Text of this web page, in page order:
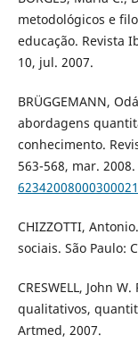
metodológicos e
educação. Revista
10, jul. 2007.
BRÜGGEMANN,
abordagens
conhecimento.
563-568, mar. 2008.
62342008000300021
CHIZZOTTI,
sociais. São Paulo:
CRESWELL, John
qualitativos,
Artmed, 2007.